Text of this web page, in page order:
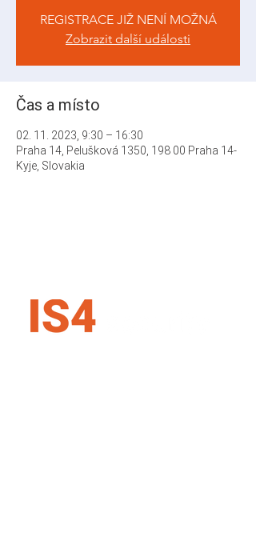
REGISTRACE JIŽ NENÍ MOŽNÁ
Zobrazit další události
Čas a místo
02. 11. 2023, 9:30 – 16:30
Praha 14, Pelušková 1350, 198 00 Praha 14-
Kyje, Slovakia